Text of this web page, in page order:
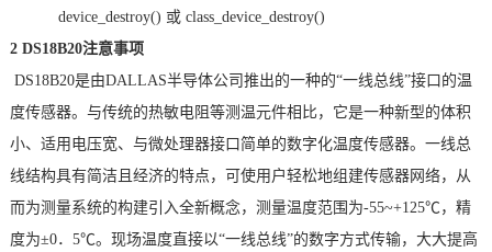
device_destroy() 或 class_device_destroy()
2 DS18B20注意事项
DS18B20是由DALLAS半导体公司推出的一种的“一线总线”接口的温
度传感器。与传统的热敏电阻等测温元件相比，它是一种新型的体积
小、适用电压宽、与微处理器接口简单的数字化温度传感器。一线总
线结构具有简洁且经济的特点，可使用户轻松地组建传感器网络，从
而为测量系统的构建引入全新概念，测量温度范围为-55~+125℃，精
度为±0． 5℃。现场温度直接以“一线总线”的数字方式传输，大大提高